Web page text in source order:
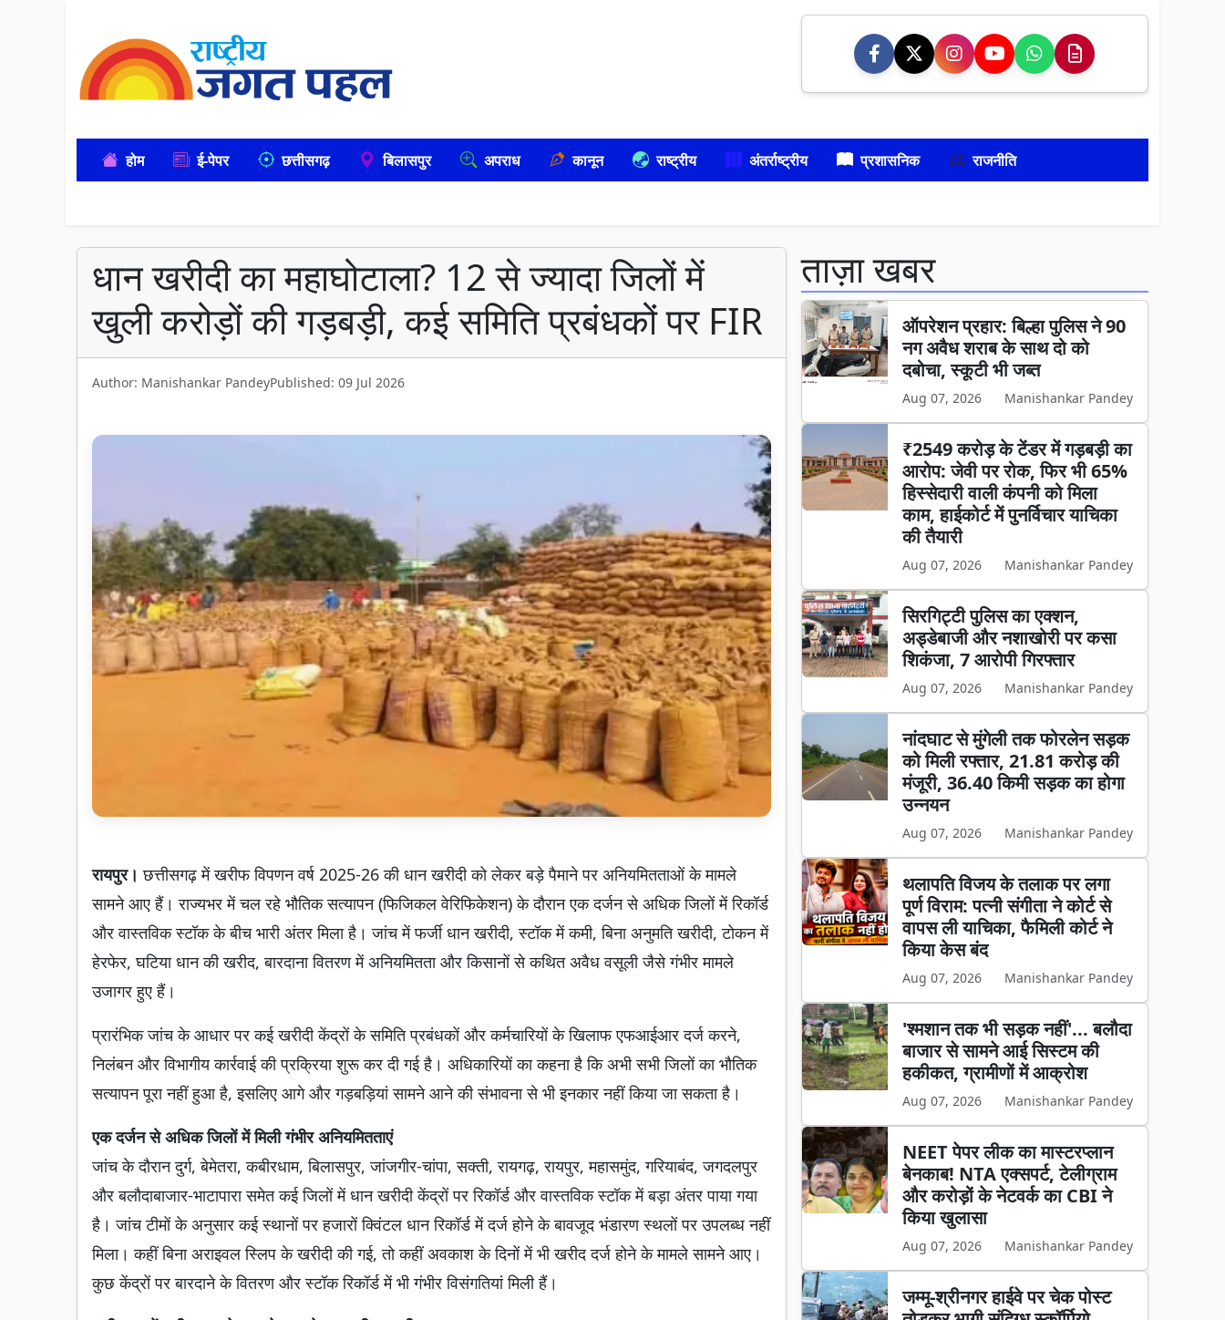
होम ई-पेपर छत्तीसगढ़ बिलासपुर अपराध कानून राष्ट्रीय अंतर्राष्ट्रीय प्रशासनिक राजनीति
धान खरीदी का महाघोटाला? 12 से ज्यादा जिलों में
खुली करोड़ों की गड़बड़ी, कई समिति प्रबंधकों पर FIR
Author: Manishankar PandeyPublished: 09 Jul 2026
रायपुर। छत्तीसगढ़ में खरीफ विपणन वर्ष 2025-26 की धान खरीदी को लेकर बड़े पैमाने पर अनियमितताओं के मामले
सामने आए हैं। राज्यभर में चल रहे भौतिक सत्यापन (फिजिकल वेरिफिकेशन) के दौरान एक दर्जन से अधिक जिलों में रिकॉर्ड
और वास्तविक स्टॉक के बीच भारी अंतर मिला है। जांच में फर्जी धान खरीदी, स्टॉक में कमी, बिना अनुमति खरीदी, टोकन में
हेरफेर, घटिया धान की खरीद, बारदाना वितरण में अनियमितता और किसानों से कथित अवैध वसूली जैसे गंभीर मामले
उजागर हुए हैं।
प्रारंभिक जांच के आधार पर कई खरीदी केंद्रों के समिति प्रबंधकों और कर्मचारियों के खिलाफ एफआईआर दर्ज करने,
निलंबन और विभागीय कार्रवाई की प्रक्रिया शुरू कर दी गई है। अधिकारियों का कहना है कि अभी सभी जिलों का भौतिक
सत्यापन पूरा नहीं हुआ है, इसलिए आगे और गड़बड़ियां सामने आने की संभावना से भी इनकार नहीं किया जा सकता है।
एक दर्जन से अधिक जिलों में मिली गंभीर अनियमितताएं
जांच के दौरान दुर्ग, बेमेतरा, कबीरधाम, बिलासपुर, जांजगीर-चांपा, सक्ती, रायगढ़, रायपुर, महासमुंद, गरियाबंद, जगदलपुर
और बलौदाबाजार-भाटापारा समेत कई जिलों में धान खरीदी केंद्रों पर रिकॉर्ड और वास्तविक स्टॉक में बड़ा अंतर पाया गया
है। जांच टीमों के अनुसार कई स्थानों पर हजारों क्विंटल धान रिकॉर्ड में दर्ज होने के बावजूद भंडारण स्थलों पर उपलब्ध नहीं
मिला। कहीं बिना अराइवल स्लिप के खरीदी की गई, तो कहीं अवकाश के दिनों में भी खरीद दर्ज होने के मामले सामने आए।
कुछ केंद्रों पर बारदाने के वितरण और स्टॉक रिकॉर्ड में भी गंभीर विसंगतियां मिली हैं।
ताज़ा खबर
ऑपरेशन प्रहार: बिल्हा पुलिस ने 90
नग अवैध शराब के साथ दो को
दबोचा, स्कूटी भी जब्त
Aug 07, 2026 Manishankar Pandey
₹2549 करोड़ के टेंडर में गड़बड़ी का
आरोप: जेवी पर रोक, फिर भी 65%
हिस्सेदारी वाली कंपनी को मिला
काम, हाईकोर्ट में पुनर्विचार याचिका
की तैयारी
Aug 07, 2026 Manishankar Pandey
सिरगिट्टी पुलिस का एक्शन,
अड्डेबाजी और नशाखोरी पर कसा
शिकंजा, 7 आरोपी गिरफ्तार
Aug 07, 2026 Manishankar Pandey
नांदघाट से मुंगेली तक फोरलेन सड़क
को मिली रफ्तार, 21.81 करोड़ की
मंजूरी, 36.40 किमी सड़क का होगा
उन्नयन
Aug 07, 2026 Manishankar Pandey
थलापति विजय के तलाक पर लगा
पूर्ण विराम: पत्नी संगीता ने कोर्ट से
वापस ली याचिका, फैमिली कोर्ट ने
किया केस बंद
Aug 07, 2026 Manishankar Pandey
'श्मशान तक भी सड़क नहीं'... बलौदा
बाजार से सामने आई सिस्टम की
हकीकत, ग्रामीणों में आक्रोश
Aug 07, 2026 Manishankar Pandey
NEET पेपर लीक का मास्टरप्लान
बेनकाब! NTA एक्सपर्ट, टेलीग्राम
और करोड़ों के नेटवर्क का CBI ने
किया खुलासा
Aug 07, 2026 Manishankar Pandey
जम्मू-श्रीनगर हाईवे पर चेक पोस्ट